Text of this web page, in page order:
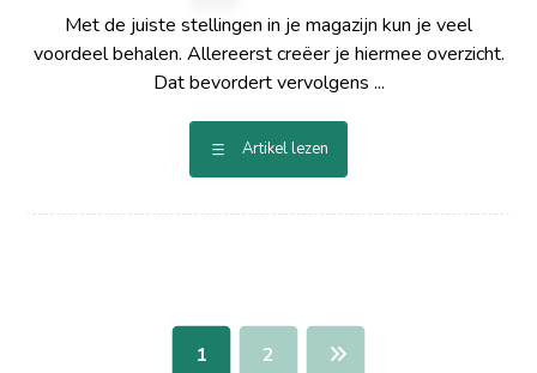
Met de juiste stellingen in je magazijn kun je veel
voordeel behalen. Allereerst creëer je hiermee overzicht.
Dat bevordert vervolgens ...
Artikel lezen
1 2